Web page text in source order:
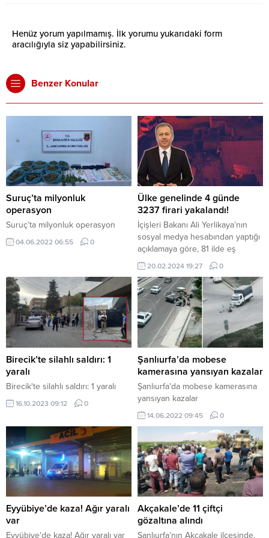
Henüz yorum yapılmamış. İlk yorumu yukarıdaki form
aracılığıyla siz yapabilirsiniz.
Benzer Konular
Suruç’ta milyonluk
operasyon
Suruç’ta milyonluk operasyon
04.06.2022 06:55 0
Ülke genelinde 4 günde
3237 firari yakalandı!
İçişleri Bakanı Ali Yerlikaya’nın
sosyal medya hesabından yaptığı
açıklamaya göre, 81 ilde eş
zamanlı olarak gerçekleştirilen
“Çember-12 Operasyonları”nda 4
gün içinde 3 bin 237 firari
yakalandı. Operasyonlar, İl
Jandarma Komutanlıkları, İl
Emniyet Müdürlükleri ve Sahil
Güvenlik Komutanlığımızca 81 il
genelinde arama kaydı olanlara
yönelik olarak gerçekleştirildi.
Firariler yol aramalarında, ev...
20.02.2024 19:27 0
Birecik’te silahlı saldırı: 1
yaralı
Birecik'te silahlı saldırı: 1 yaralı
16.10.2023 09:12 0
Şanlıurfa’da mobese
kamerasına yansıyan kazalar
Şanlıurfa'da mobese kamerasına
yansıyan kazalar
14.06.2022 09:45 0
Eyyübiye’de kaza! Ağır yaralı
var
Eyyübiye'de kaza! Ağır yaralı var
Akçakale’de 11 çiftçi
gözaltına alındı
Şanlıurfa’nın Akçakale ilçesinde,